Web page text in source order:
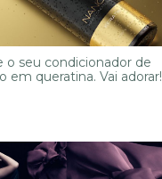
o seu condicionador de
em queratina. Vai adorar!